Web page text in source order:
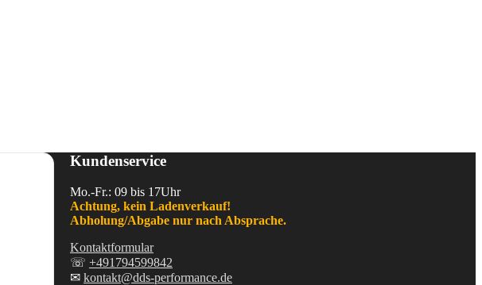
Kundenservice
Mo.-Fr.: 09 bis 17Uhr
Achtung, kein Ladenverkauf!
Abholung/Abgabe nur nach Absprache.
Kontaktformular
☏ +491794599842
✉ kontakt@dds-performance.de